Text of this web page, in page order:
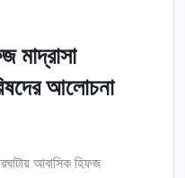
মাদ্রাসা
আলোচনা
আবাসিক হিফজ